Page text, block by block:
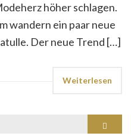
höher schlagen.
wandern ein paar neue
Der neue Trend […]
Weiterlesen